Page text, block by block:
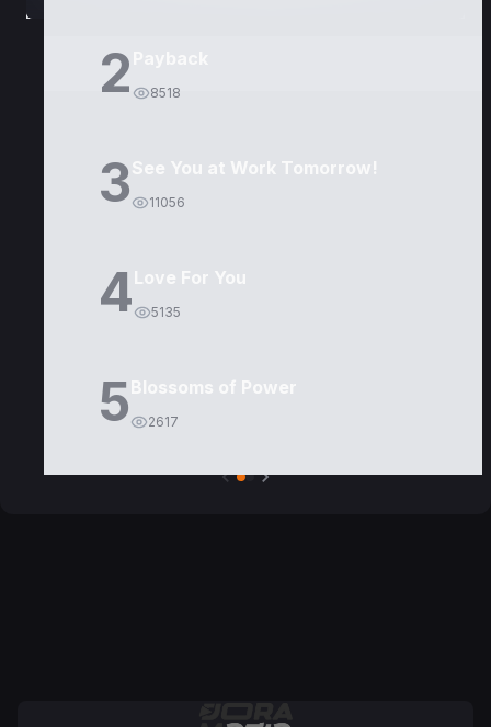
2 8518
3See You at Work Tomorrow!
11056
4Love For You
5135
5Blossoms of Power
2617